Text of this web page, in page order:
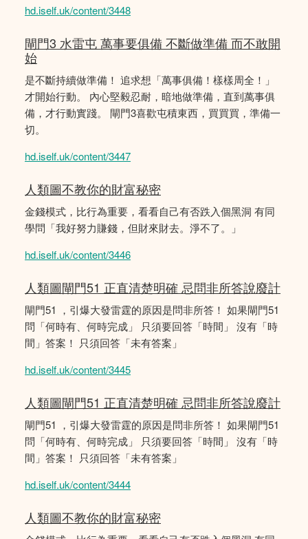
hd.iself.uk/content/3448
閘門3 水雷屯 萬事要俱備 不斷做準備 而不敢開
始
是不斷持續做準備！ 追求想「萬事俱備！樣樣周全！」
才開始行動。 內心堅毅忍耐，暗地做準備，直到萬事俱
備，才行動實踐。 閘門3喜歡屯積東西，買買買，準備一
切。
hd.iself.uk/content/3447
人類圖不教你的財富秘密
金錢模式，比行為重要，看看自己有否跌入個黑洞 有同
學問「我好努力賺錢，但財來財去。淨不了。」
hd.iself.uk/content/3446
人類圖閘門51 正直清楚明確 忌問非所答說廢計
閘門51 ，引爆大發雷霆的原因是問非所答！ 如果閘門51
問「何時有、何時完成」 只須要回答「時間」 沒有「時
間」答案！ 只須回答「未有答案」
hd.iself.uk/content/3445
人類圖閘門51 正直清楚明確 忌問非所答說廢計
閘門51 ，引爆大發雷霆的原因是問非所答！ 如果閘門51
問「何時有、何時完成」 只須要回答「時間」 沒有「時
間」答案！ 只須回答「未有答案」
hd.iself.uk/content/3444
人類圖不教你的財富秘密